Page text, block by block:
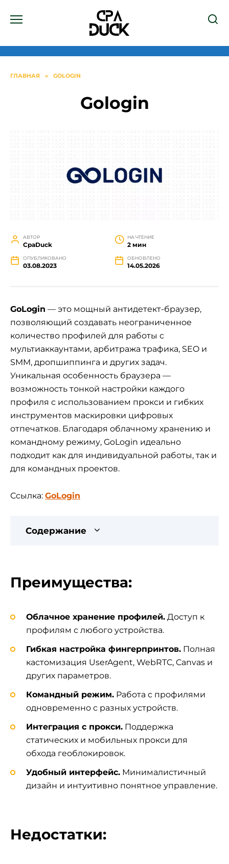
ГЛАВНАЯ » GOLOGIN
Gologin
АВТОР
СpaDuck
НА ЧТЕНИЕ
2 мин
ОПУБЛИКОВАНО
03.08.2023
ОБНОВЛЕНО
14.05.2026
GoLogin — это мощный антидетект-браузер,
позволяющий создавать неограниченное
количество профилей для работы с
мультиаккаунтами, арбитража трафика, SEO и
SMM, дропшиппинга и других задач.
Уникальная особенность браузера —
возможность тонкой настройки каждого
профиля с использованием прокси и гибких
инструментов маскировки цифровых
отпечатков. Благодаря облачному хранению и
командному режиму, GoLogin идеально
подходит как для индивидуальной работы, так и
для командных проектов.
Ссылка: GoLogin
Содержание
Преимущества:
Облачное хранение профилей. Доступ к
профилям с любого устройства.
Гибкая настройка фингерпринтов. Полная
кастомизация UserAgent, WebRTC, Canvas и
других параметров.
Командный режим. Работа с профилями
одновременно с разных устройств.
Интеграция с прокси. Поддержка
статических и мобильных прокси для
обхода геоблокировок.
Удобный интерфейс. Минималистичный
дизайн и интуитивно понятное управление.
Недостатки: